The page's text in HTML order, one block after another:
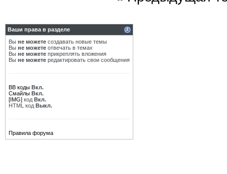
Ваши права в разделе
Вы не можете создавать новые темы
Вы не можете отвечать в темах
Вы не можете прикреплять вложения
Вы не можете редактировать свои сообщения
BB коды Вкл.
Смайлы Вкл.
[IMG] код Вкл.
HTML код Выкл.
Правила форума